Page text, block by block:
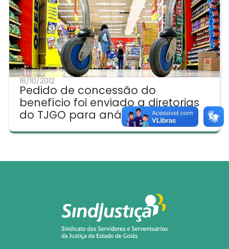
16/10/2012
Pedido de concessão do
benefício foi enviado a diretorias
do TJGO para análise